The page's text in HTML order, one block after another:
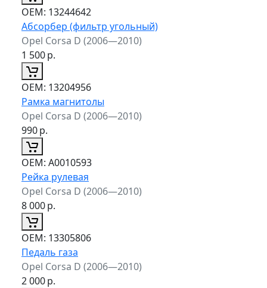
ОЕМ: 13244642
Абсорбер (фильтр угольный)
Opel Corsa D (2006—2010)
1 500р.
ОЕМ: 13204956
Рамка магнитолы
Opel Corsa D (2006—2010)
990р.
ОЕМ: A0010593
Рейка рулевая
Opel Corsa D (2006—2010)
8 000р.
ОЕМ: 13305806
Педаль газа
Opel Corsa D (2006—2010)
2 000р.